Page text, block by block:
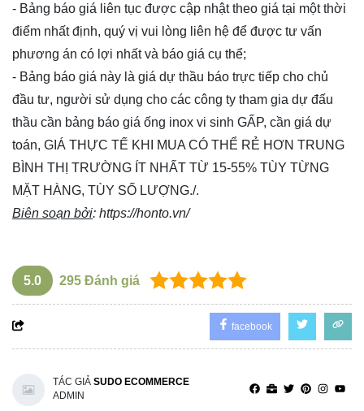
- Bảng báo giá liên tục được cập nhật theo giá tại một thời
điểm nhất định, quý vị vui lòng liên hệ để được tư vấn
phương án có lợi nhất và báo giá cụ thể;
- Bảng báo giá này là giá dự thầu báo trực tiếp cho chủ
đầu tư, người sử dụng cho các công ty tham gia dự đấu
thầu cần bảng báo giá ống inox vi sinh GẤP, cần giá dự
toán, GIÁ THỰC TẾ KHI MUA CÓ THỂ RẺ HƠN TRUNG
BÌNH THỊ TRƯỜNG ÍT NHẤT TỪ 15-55% TÙY TỪNG
MẶT HÀNG, TÙY SỐ LƯỢNG./.
Biên soạn bởi: https://honto.vn/
5.0 295 Đánh giá
facebook
TÁC GIẢ SUDO ECOMMERCE
ADMIN